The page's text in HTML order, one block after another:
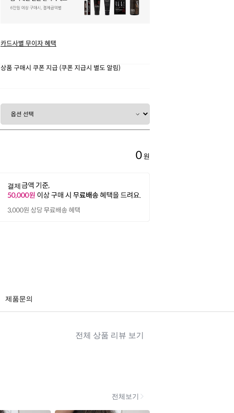
카드사별 무이자 혜택
상품 구매시 쿠폰 지급 (쿠폰 지급시 별도 알림)
0원
제품문의